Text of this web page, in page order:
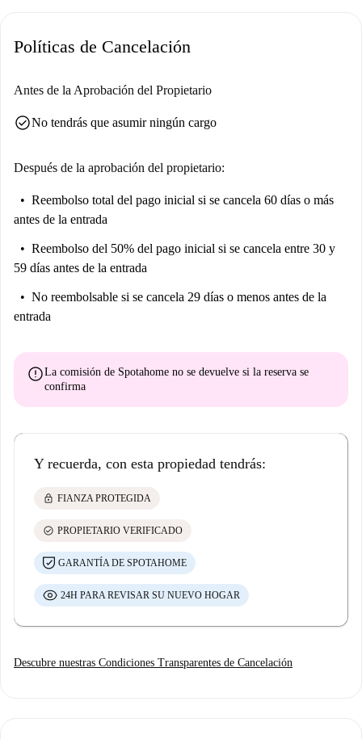
Políticas de Cancelación
Antes de la Aprobación del Propietario
check_circleNo tendrás que asumir ningún cargo
Después de la aprobación del propietario:
Reembolso total del pago inicial si se cancela 60 días o más
antes de la entrada
Reembolso del 50% del pago inicial si se cancela entre 30 y
59 días antes de la entrada
No reembolsable si se cancela 29 días o menos antes de la
entrada
errorLa comisión de Spotahome no se devuelve si la reserva se
confirma
Y recuerda, con esta propiedad tendrás:
lock FIANZA PROTEGIDA
check_circle PROPIETARIO VERIFICADO
GARANTÍA DE SPOTAHOME
24H PARA REVISAR SU NUEVO HOGAR
Descubre nuestras Condiciones Transparentes de Cancelación